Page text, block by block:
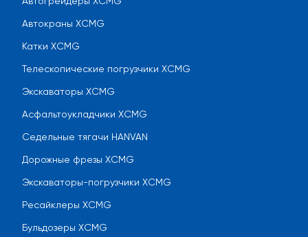
Автокраны XCMG
Катки XCMG
Телескопические погрузчики XCMG
Экскаваторы XCMG
Асфальтоукладчики XCMG
Седельные тягачи HANVAN
Дорожные фрезы XCMG
Экскаваторы-погрузчики XCMG
Ресайклеры XCMG
Бульдозеры XCMG